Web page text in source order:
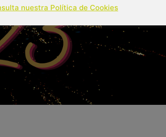
nuestra Política de Cookies